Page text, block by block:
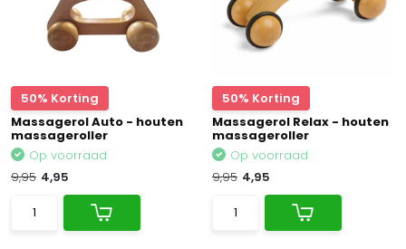
50% Korting
Massagerol Auto - houten
massageroller
Op voorraad
9,95 4,95
50% Korting
Massagerol Relax - houten
massageroller
Op voorraad
9,95 4,95